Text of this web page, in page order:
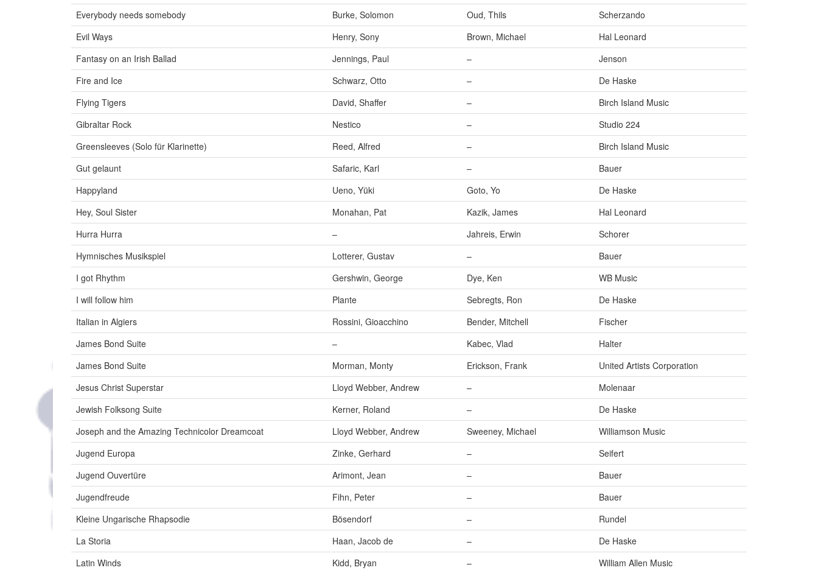
Everybody needs somebody
Burke, Solomon Oud, Thils
Scherzando
Evil Ways
Henry, Sony Brown, Michael
Hal Leonard
Fantasy on an Irish Ballad
Jennings, Paul –
Jenson
Fire and Ice
Schwarz, Otto –
De Haske
Flying Tigers
David, Shaffer –
Birch Island Music
Gibraltar Rock
Nestico –
Studio 224
Greensleeves (Solo für Klarinette)
Reed, Alfred –
Birch Island Music
Gut gelaunt
Safaric, Karl –
Bauer
Happyland
Ueno, Yüki Goto, Yo
De Haske
Hey, Soul Sister
Monahan, Pat Kazik, James
Hal Leonard
Hurra Hurra
– Jahreis, Erwin
Schorer
Hymnisches Musikspiel
Lotterer, Gustav –
Bauer
I got Rhythm
Gershwin, George Dye, Ken
WB Music
I will follow him
Plante Sebregts, Ron
De Haske
Italian in Algiers
Rossini, Gioacchino Bender, Mitchell
Fischer
James Bond Suite
– Kabec, Vlad
Halter
James Bond Suite
Morman, Monty Erickson, Frank
United Artists Corporation
Jesus Christ Superstar
Lloyd Webber, Andrew –
Molenaar
Jewish Folksong Suite
Kerner, Roland –
De Haske
Joseph and the Amazing Technicolor Dreamcoat
Lloyd Webber, Andrew Sweeney, Michael
Williamson Music
Jugend Europa
Zinke, Gerhard –
Seifert
Jugend Ouvertüre
Arimont, Jean –
Bauer
Jugendfreude
Fihn, Peter –
Bauer
Kleine Ungarische Rhapsodie
Bösendorf –
Rundel
La Storia
Haan, Jacob de –
De Haske
Latin Winds
Kidd, Bryan –
William Allen Music